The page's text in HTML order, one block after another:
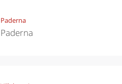
Paderna
Paderna